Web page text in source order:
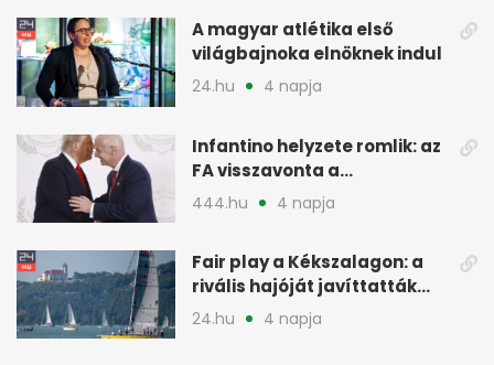
A magyar atlétika első
világbajnoka elnöknek indul
24.hu 4 napja
Infantino helyzete romlik: az
FA visszavonta a
támogatását, jöhet a
444.hu 4 napja
Fair play a Kékszalagon: a
rivális hajóját javíttatták
meg
24.hu 4 napja